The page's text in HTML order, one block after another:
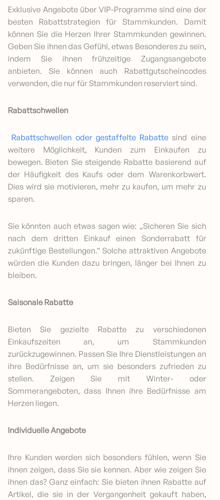
Exklusive Angebote über VIP-Programme sind eine der
besten Rabattstrategien für Stammkunden. Damit
können Sie die Herzen Ihrer Stammkunden gewinnen.
Geben Sie ihnen das Gefühl, etwas Besonderes zu sein,
indem Sie ihnen frühzeitige Zugangsangebote
anbieten. Sie können auch Rabattgutscheincodes
verwenden, die nur für Stammkunden reserviert sind.
Rabattschwellen
Rabattschwellen oder gestaffelte Rabatte sind eine
weitere Möglichkeit, Kunden zum Einkaufen zu
bewegen. Bieten Sie steigende Rabatte basierend auf
der Häufigkeit des Kaufs oder dem Warenkorbwert.
Dies wird sie motivieren, mehr zu kaufen, um mehr zu
sparen.
Sie könnten auch etwas sagen wie: „Sicheren Sie sich
nach dem dritten Einkauf einen Sonderrabatt für
zukünftige Bestellungen.“ Solche attraktiven Angebote
würden die Kunden dazu bringen, länger bei Ihnen zu
bleiben.
Saisonale Rabatte
Bieten Sie gezielte Rabatte zu verschiedenen
Einkaufszeiten an, um Stammkunden
zurückzugewinnen. Passen Sie Ihre Dienstleistungen an
ihre Bedürfnisse an, um sie besonders zufrieden zu
stellen. Zeigen Sie mit Winter- oder
Sommerangeboten, dass Ihnen ihre Bedürfnisse am
Herzen liegen.
Individuelle Angebote
Ihre Kunden werden sich besonders fühlen, wenn Sie
ihnen zeigen, dass Sie sie kennen. Aber wie zeigen Sie
ihnen das? Ganz einfach: Sie bieten ihnen Rabatte auf
Artikel, die sie in der Vergangenheit gekauft haben,